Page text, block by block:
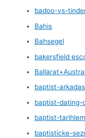
badoo-vs-
Bahis
Bahsegel
bakersfield
baptist-
baptist-dating-
baptist-
baptisticke-